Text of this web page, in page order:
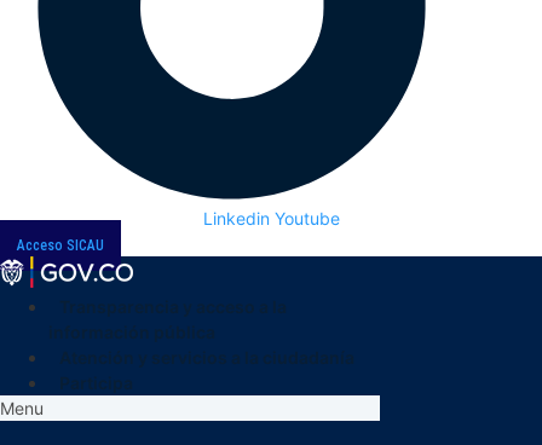
Linkedin Youtube
Acceso SICAU
Menu